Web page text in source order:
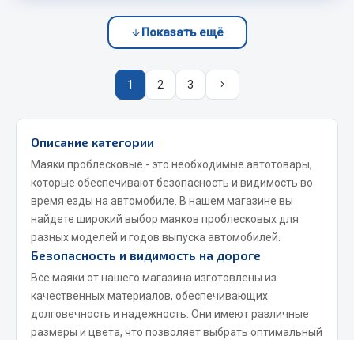
Весь раздел
Всё для сварки
Газосварка
Маски, краги сварщика
Сварочное оборудование
Сварочные материалы
Показать ещё
1 2 3
Описание категории
Маяки проблесковые - это необходимые автотовары,
которые обеспечивают безопасность и видимость во
время езды на автомобиле. В нашем магазине вы
найдете широкий выбор маяков проблесковых для
разных моделей и годов выпуска автомобилей.
Безопасность и видимость на дороге
Все маяки от нашего магазина изготовлены из
качественных материалов, обеспечивающих
долговечность и надежность. Они имеют различные
размеры и цвета, что позволяет выбрать оптимальный